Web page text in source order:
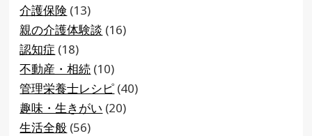
介護保険 (13)
親の介護体験談 (16)
認知症 (18)
不動産・相続 (10)
管理栄養士レシピ (40)
趣味・生きがい (20)
生活全般 (56)